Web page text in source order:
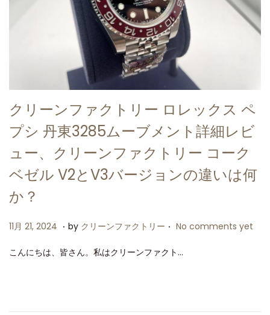
クリーンファクトリー ロレックス ペ
プシ 丹東3285ムーブメント詳細レビ
ュー、クリーンファクトリー コーク
ベゼル V2とV3バージョンの違いは何
か？
P
s
11月 21, 2024
月
. by クリーンファクトリー . No comments yet
こんにちは、皆さん。私はクリーンファクト…